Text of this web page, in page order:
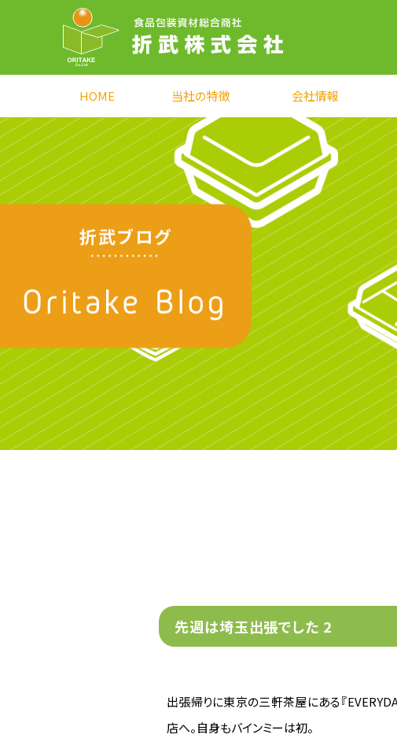
HOME 当社の特徴 会社情報
折武ブログ
先週は埼玉出張でした 2
出張帰りに東京の三軒茶屋にある『
店へ。自身もバインミーは初。